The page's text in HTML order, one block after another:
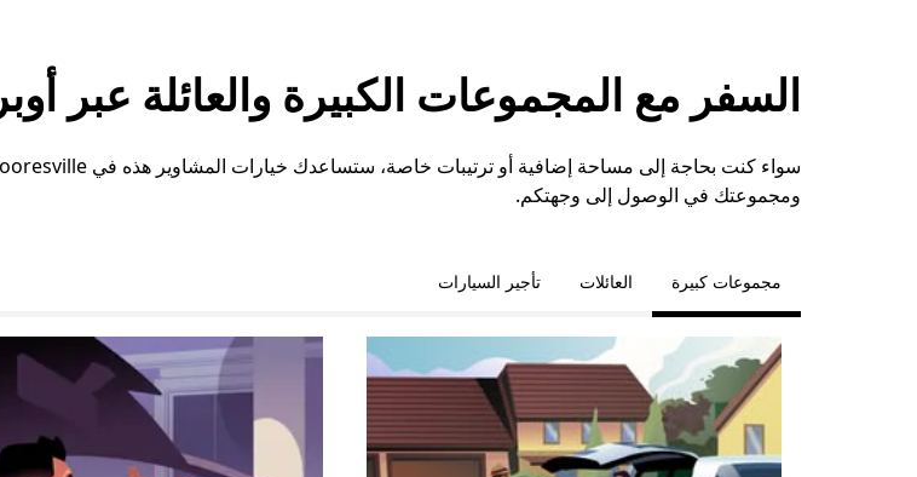
السفر مع المجموعات الكبيرة والعائلة عبر أوبر
ومجموعتك في الوصول إلى وجهتكم.
مجموعات كبيرة العائلات تأجير السيارات